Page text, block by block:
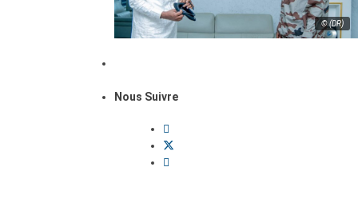
© (DR)
Nous Suivre